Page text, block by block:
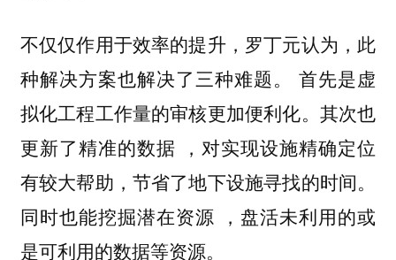
不仅仅作用于效率的提升，罗丁元认为，此
种解决方案也解决了三种难题。首先是虚
拟化工程工作量的审核更加便利化。其次也
更新了精准的数据 ，对实现设施精确定位
有较大帮助，节省了地下设施寻找的时间。
同时也能挖掘潜在资源 ，盘活未利用的或
是可利用的数据等资源。